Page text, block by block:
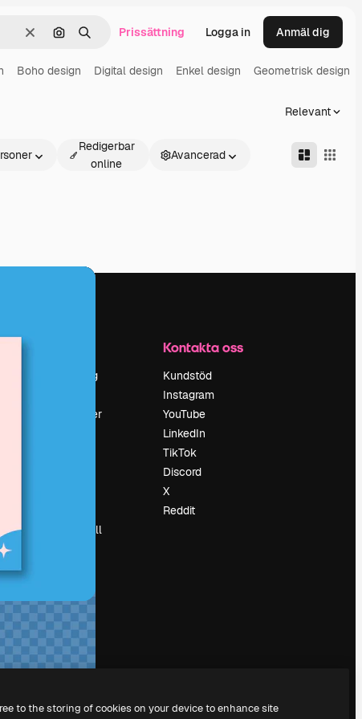
RensaSök efter bild
Söka Prissättning Logga in Anmäl dig
Boho design Digital design Enkel design Geometrisk design
Relevant
Redigerbar
online
Avancerad
Prissättning
Recensioner
Sälj innehåll
Kontakta oss
Kundstöd
Instagram
YouTube
LinkedIn
TikTok
Discord
X
Reddit
to the storing of cookies on your device to enhance site